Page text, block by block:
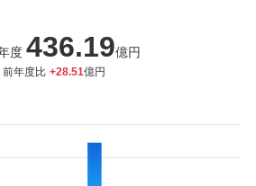
度 436.19億円
前年度比 +28.51億円